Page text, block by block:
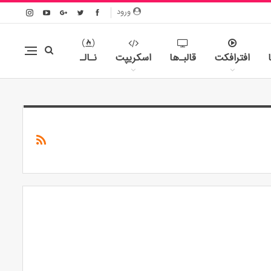
ورود
افترافکت قالبـ‌ها اسکریپت نـالـ